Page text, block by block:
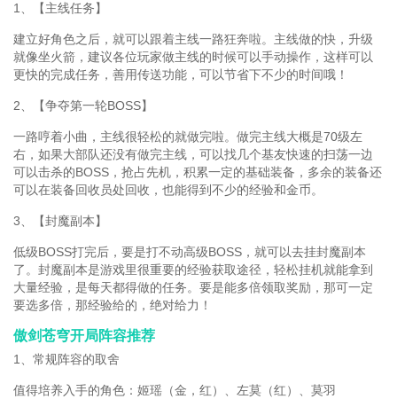
1、【主线任务】
建立好角色之后，就可以跟着主线一路狂奔啦。主线做的快，升级
就像坐火箭，建议各位玩家做主线的时候可以手动操作，这样可以
更快的完成任务，善用传送功能，可以节省下不少的时间哦！
2、【争夺第一轮BOSS】
一路哼着小曲，主线很轻松的就做完啦。做完主线大概是70级左
右，如果大部队还没有做完主线，可以找几个基友快速的扫荡一边
可以击杀的BOSS，抢占先机，积累一定的基础装备，多余的装备还
可以在装备回收员处回收，也能得到不少的经验和金币。
3、【封魔副本】
低级BOSS打完后，要是打不动高级BOSS，就可以去挂封魔副本
了。封魔副本是游戏里很重要的经验获取途径，轻松挂机就能拿到
大量经验，是每天都得做的任务。要是能多倍领取奖励，那可一定
要选多倍，那经验给的，绝对给力！
傲剑苍穹开局阵容推荐
1、常规阵容的取舍
值得培养入手的角色：姬瑶（金，红）、左莫（红）、莫羽